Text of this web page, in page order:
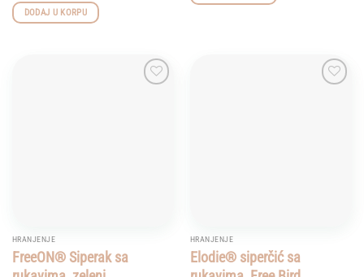
DODAJ U KORPU
HRANJENJE
FreeON® Siperak sa
HRANJENJE
Elodie® siperčić sa